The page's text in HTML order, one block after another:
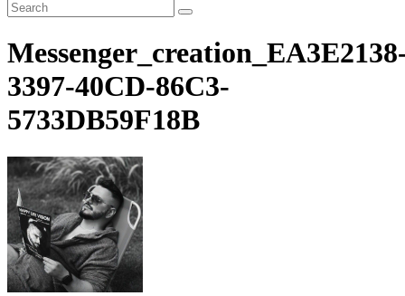
3397-40CD-86C3-
5733DB59F18B